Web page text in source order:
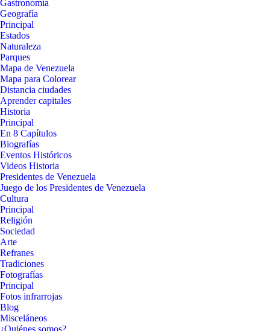
Gastronomía
Geografía
Principal
Estados
Naturaleza
Parques
Mapa de Venezuela
Mapa para Colorear
Distancia ciudades
Aprender capitales
Historia
Principal
En 8 Capítulos
Biografías
Eventos Históricos
Videos Historia
Presidentes de Venezuela
Juego de los Presidentes de Venezuela
Cultura
Principal
Religión
Sociedad
Arte
Refranes
Tradiciones
Fotografías
Principal
Fotos infrarrojas
Blog
Misceláneos
¿Quiénes somos?